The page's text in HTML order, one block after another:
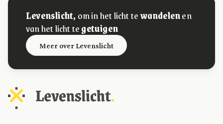
Levenslicht, om in het licht tewandelenen
van het licht tegetuigen
Meer over Levenslicht